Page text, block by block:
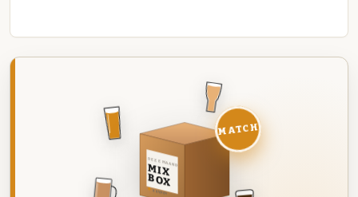
DEZE MAAND
MIX
BOX
8 BIEREN
MATCH